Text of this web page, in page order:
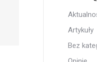
Artykuły
Bez